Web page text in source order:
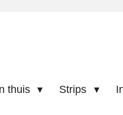
thuis Strips